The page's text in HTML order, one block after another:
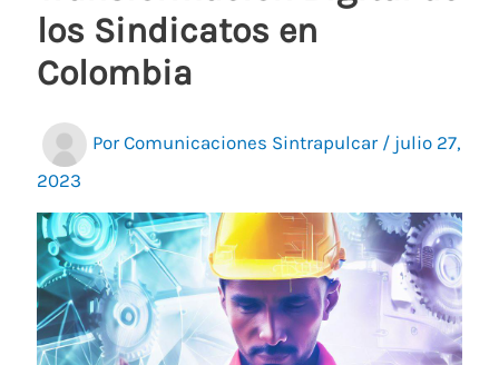
los Sindicatos en
Colombia
PorComunicaciones Sintrapulcar / julio 27,
2023